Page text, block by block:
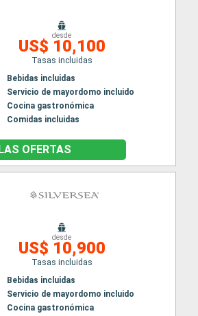
desde
US$ 10,100
Tasas incluidas
Bebidas incluidas
Servicio de mayordomo incluido
Cocina gastronómica
Comidas incluidas
OFERTAS
desde
US$ 10,900
Tasas incluidas
Bebidas incluidas
Servicio de mayordomo incluido
Cocina gastronómica